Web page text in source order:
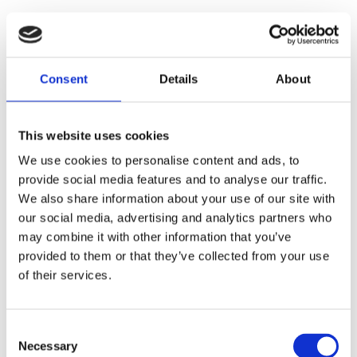
Consent Details About
This website uses cookies
We use cookies to personalise content and ads, to
provide social media features and to analyse our traffic.
We also share information about your use of our site with
our social media, advertising and analytics partners who
may combine it with other information that you’ve
provided to them or that they’ve collected from your use
of their services.
Selection
Necessary
Faunakram 80g Limited
Edition Cubes Medium
Faunakram 80g Limited
Faunakram Premium
Faunakram premium